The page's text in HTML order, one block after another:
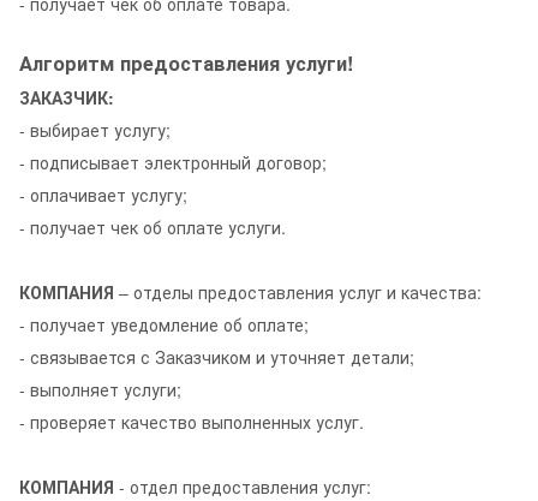
Алгоритм предоставления услуги!
ЗАКАЗЧИК:
- выбирает услугу;
- подписывает электронный договор;
- оплачивает услугу;
- получает чек об оплате услуги.
КОМПАНИЯ – отделы предоставления услуг и качества:
- получает уведомление об оплате;
- связывается с Заказчиком и уточняет детали;
- выполняет услуги;
- проверяет качество выполненных услуг.
КОМПАНИЯ - отдел предоставления услуг: